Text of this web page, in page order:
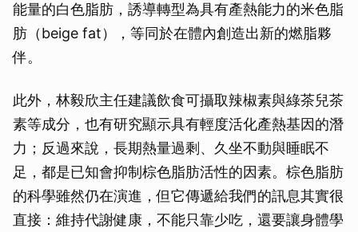
能量的白色脂肪，誘導轉型為具有產熱能力的米色脂
肪（beige fat），等同於在體內創造出新的燃脂夥
伴。
此外，林毅欣主任建議飲食可攝取辣椒素與綠茶兒茶
素等成分，也有研究顯示具有輕度活化產熱基因的潛
力；反過來說，長期熱量過剩、久坐不動與睡眠不
足，都是已知會抑制棕色脂肪活性的因素。棕色脂肪
的科學雖然仍在演進，但它傳遞給我們的訊息其實很
直接：維持代謝健康，不能只靠少吃，還要讓身體學